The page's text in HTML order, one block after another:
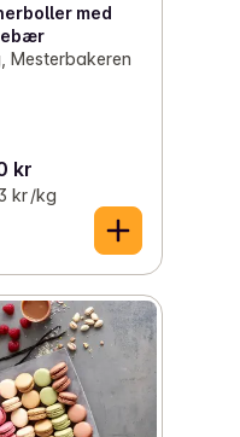
med
Mesterbakeren
kr
kr /kg